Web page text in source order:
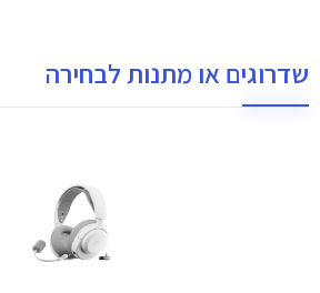
שדרוגים או מתנות לבחירה